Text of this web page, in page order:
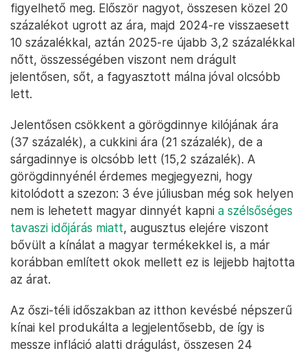
figyelhető meg. Először nagyot, összesen közel 20
százalékot ugrott az ára, majd 2024-re visszaesett
10 százalékkal, aztán 2025-re újabb 3,2 százalékkal
nőtt, összességében viszont nem drágult
jelentősen, sőt, a fagyasztott málna jóval olcsóbb
lett.
Jelentősen csökkent a görögdinnye kilójának ára
(37 százalék), a cukkini ára (21 százalék), de a
sárgadinnye is olcsóbb lett (15,2 százalék). A
görögdinnyénél érdemes megjegyezni, hogy
kitolódott a szezon: 3 éve júliusban még sok helyen
nem is lehetett magyar dinnyét kapni a szélsőséges
tavaszi időjárás miatt, augusztus elejére viszont
bővült a kínálat a magyar termékekkel is, a már
korábban említett okok mellett ez is lejjebb hajtotta
az árat.
Az őszi-téli időszakban az itthon kevésbé népszerű
kínai kel produkálta a legjelentősebb, de így is
messze infláció alatti drágulást, összesen 24